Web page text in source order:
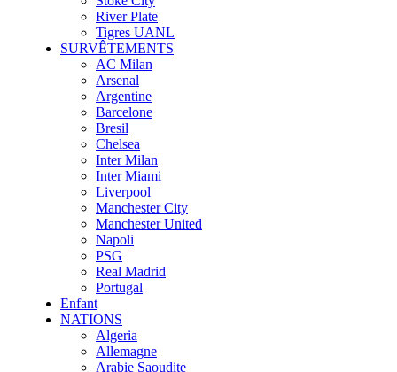
River Plate
Tigres UANL
SURVÊTEMENTS
AC Milan
Arsenal
Argentine
Barcelone
Bresil
Chelsea
Inter Milan
Inter Miami
Liverpool
Manchester City
Manchester United
Napoli
PSG
Real Madrid
Portugal
Enfant
NATIONS
Algeria
Allemagne
Arabie Saoudite